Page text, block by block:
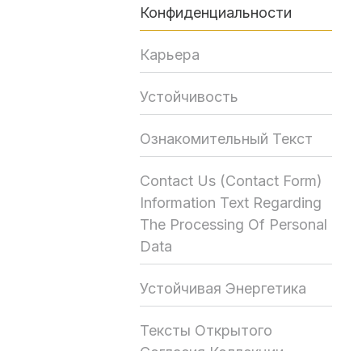
Конфиденциальности
Карьера
Устойчивость
Ознакомительный Текст
Contact Us (Contact Form)
Information Text Regarding
The Processing Of Personal
Data
Устойчивая Энергетика
Тексты Открытого